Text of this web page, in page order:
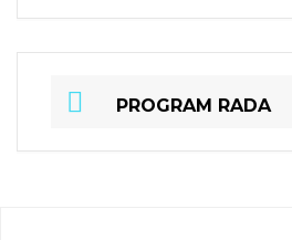
PROGRAM RADA